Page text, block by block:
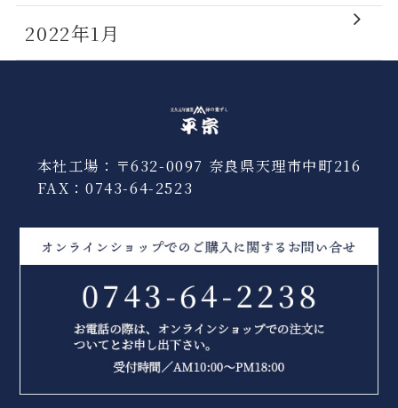
2022年1月
本社工場：〒632-0097 奈良県天理市中町216
FAX：0743-64-2523